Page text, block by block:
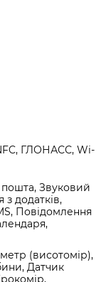
ГЛОНАСС, Wi-
пошта, Звуковий
додатків,
Повідомлення
(висотомір),
Датчик